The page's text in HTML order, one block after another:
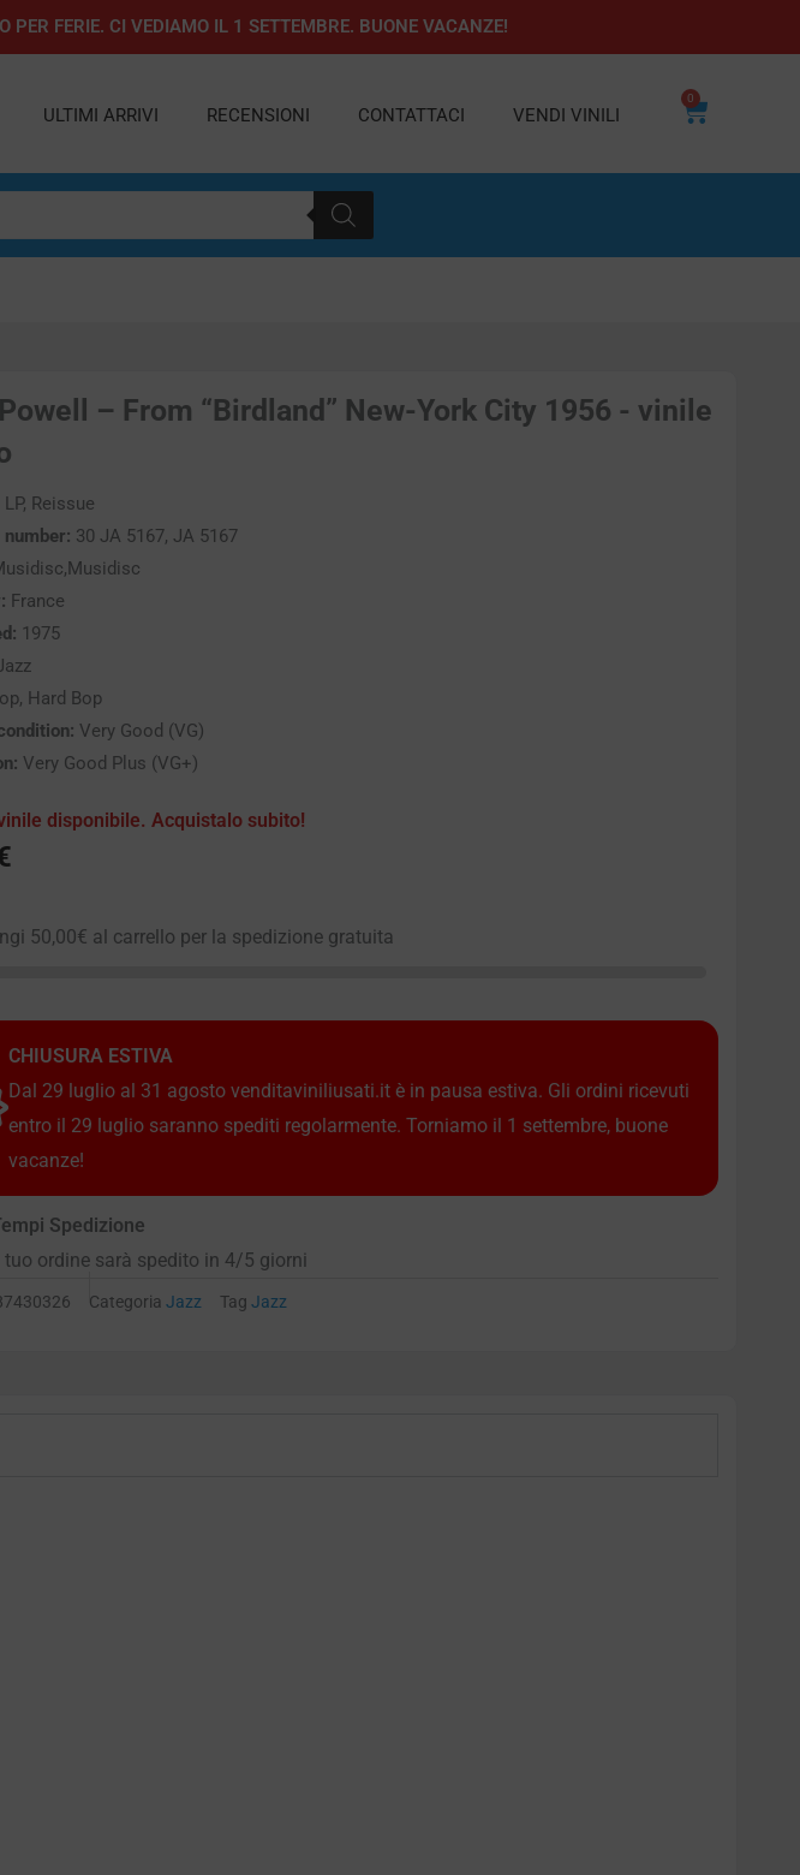
FERIE. CI VEDIAMO IL 1 SETTEMBRE. BUONE VACANZE!
ULTIMI ARRIVI RECENSIONI CONTATTACI VENDI VINILI
0
Carrello
– From “Birdland” New-York City 1956 - vinile
LP, Reissue
30 JA 5167, JA 5167
France
1975
Hard Bop
Very Good (VG)
Very Good Plus (VG+)
disponibile. Acquistalo subito!
50,00€ al carrello per la spedizione gratuita
CHIUSURA ESTIVA
Dal 29 luglio al 31 agosto venditaviniliusati.it è in pausa estiva. Gli ordini ricevuti
entro il 29 luglio saranno spediti regolarmente. Torniamo il 1 settembre, buone
vacanze!
Spedizione
tuo ordine sarà spedito in 4/5 giorni
Categoria Jazz Tag Jazz